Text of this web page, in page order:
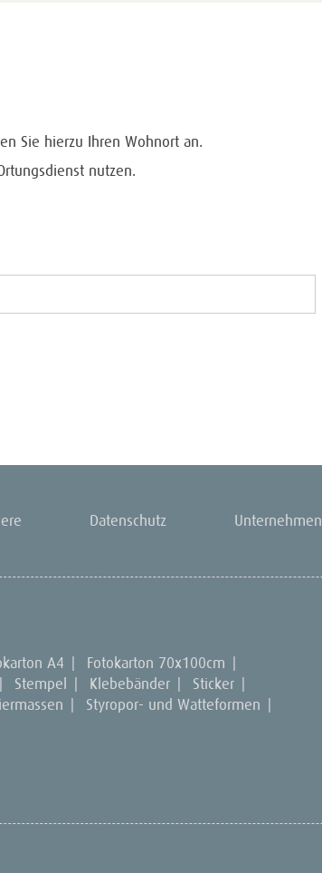
Sie hierzu Ihren Wohnort an.
nutzen.
Datenschutz Unternehmen
A4 Fotokarton 70x100cm
Stempel Klebebänder Sticker
Styropor- und Watteformen